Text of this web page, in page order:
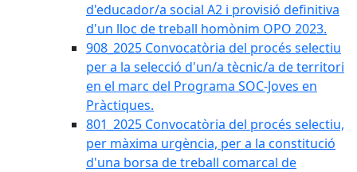
d'educador/a social A2 i provisió definitiva
d'un lloc de treball homònim OPO 2023.
908_2025 Convocatòria del procés selectiu
per a la selecció d'un/a tècnic/a de territori
en el marc del Programa SOC-Joves en
Pràctiques.
801_2025 Convocatòria del procés selectiu,
per màxima urgència, per a la constitució
d'una borsa de treball comarcal de